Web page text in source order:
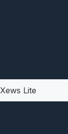
Xews Lite